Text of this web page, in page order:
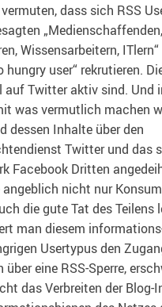
dass sich RSS
Wissensarbeitern,
hungry user“ rekrutieren.
auf Twitter aktiv sind. Und
was vermutlich machen
dessen Inhalte über den
Twitter und das
Facebook Dritten
angeblich nicht nur
die gute Tat des Teilens
man diesem
Usertypus den
über eine RSS-Sperre,
das Verbreiten der Blog-